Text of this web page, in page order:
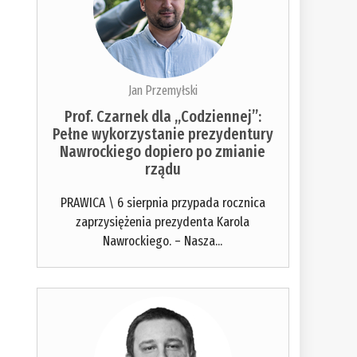
Jan Przemyłski
Prof. Czarnek dla „Codziennej”:
Pełne wykorzystanie prezydentury
Nawrockiego dopiero po zmianie
rządu
PRAWICA \ 6 sierpnia przypada rocznica
zaprzysiężenia prezydenta Karola
Nawrockiego. – Nasza...